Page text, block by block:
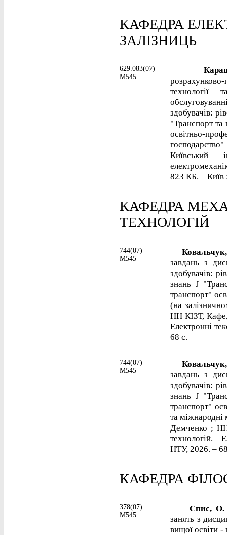
КАФЕДРА
ЗАЛІЗНИЦЬ
629.083(07)
М545
технології
здобувачів:
"Транспорт та
освітньо-
Київський
823 КБ. –
КАФЕДРА
ТЕХНОЛОГІЙ
744(07)
М545
завдань з
здобувачів:
знань J
транспорт"
(на
НН КІЗТ,
Електронні
68 с.
744(07)
М545
завдань з
здобувачів:
знань J
транспорт"
та
Демченко ; НН
технологій. –
НТУ, 2026. –
КАФЕДРА
378(07)
М545
Спис,
занять з
вищої освіти -